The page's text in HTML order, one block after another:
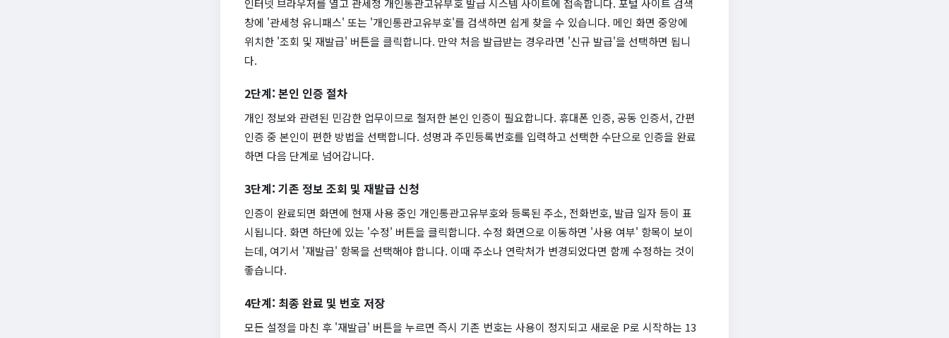
인터넷 브라우저를 열고 관세청 개인통관고유부호 발급 시스템 사이트에 접속합니다. 포털 사이트 검색
창에 '관세청 유니패스' 또는 '개인통관고유부호'를 검색하면 쉽게 찾을 수 있습니다. 메인 화면 중앙에
위치한 '조회 및 재발급' 버튼을 클릭합니다. 만약 처음 발급받는 경우라면 '신규 발급'을 선택하면 됩니
다.
2단계: 본인 인증 절차
개인 정보와 관련된 민감한 업무이므로 철저한 본인 인증이 필요합니다. 휴대폰 인증, 공동 인증서, 간편
인증 중 본인이 편한 방법을 선택합니다. 성명과 주민등록번호를 입력하고 선택한 수단으로 인증을 완료
하면 다음 단계로 넘어갑니다.
3단계: 기존 정보 조회 및 재발급 신청
인증이 완료되면 화면에 현재 사용 중인 개인통관고유부호와 등록된 주소, 전화번호, 발급 일자 등이 표
시됩니다. 화면 하단에 있는 '수정' 버튼을 클릭합니다. 수정 화면으로 이동하면 '사용 여부' 항목이 보이
는데, 여기서 '재발급' 항목을 선택해야 합니다. 이때 주소나 연락처가 변경되었다면 함께 수정하는 것이
좋습니다.
4단계: 최종 완료 및 번호 저장
모든 설정을 마친 후 '재발급' 버튼을 누르면 즉시 기존 번호는 사용이 정지되고 새로운 P로 시작하는 13